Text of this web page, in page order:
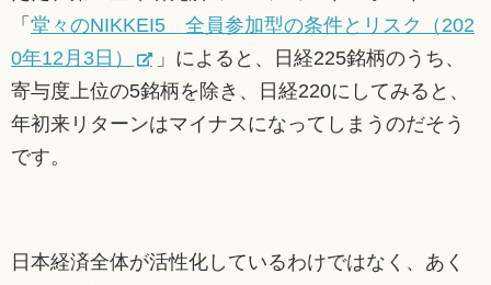
「 堂々のNIKKEI5 全員参加型の条件とリスク（202
0年12月3日）
」によると、日経225銘柄のうち、
寄与度上位の5銘柄を除き、日経220にしてみると、
年初来リターンはマイナスになってしまうのだそう
です。
日本経済全体が活性化しているわけではなく、あく